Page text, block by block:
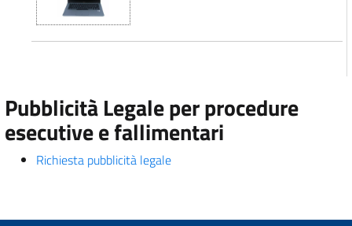
Pubblicità Legale per procedure
esecutive e fallimentari
Richiesta pubblicità legale